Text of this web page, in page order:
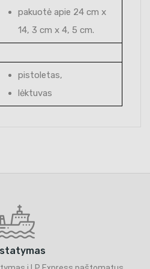
pakuotė apie 24 cm x
14, 3 cm x 4, 5 cm.
pistoletas,
lėktuvas